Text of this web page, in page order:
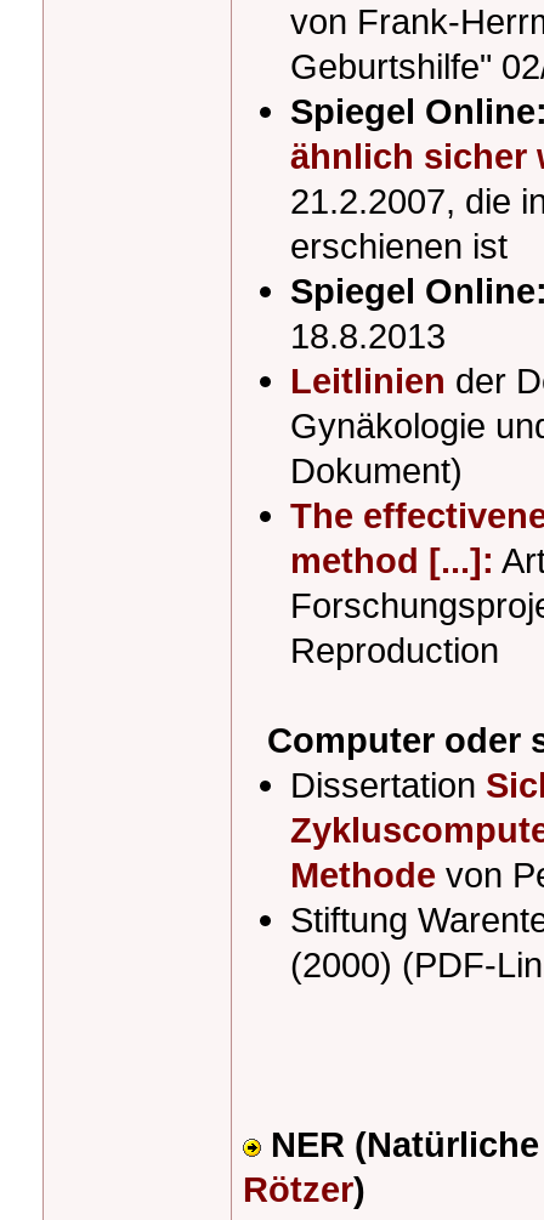
von Frank-
Geburtshilfe"
Spiegel
ähnlich sicher
21.2.2007, die
erschienen ist
Spiegel
18.8.2013
Leitlinien der
Gynäkologie
Dokument)
The
method [...]:
Reproduction
Computer oder
Dissertation
Methode von
Stiftung
(2000) (PDF-
NER
Rötzer)